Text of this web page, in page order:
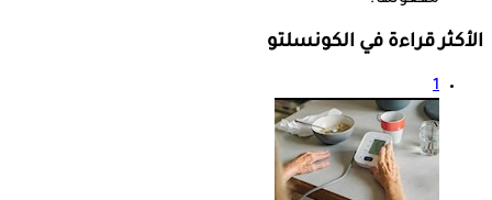
الأكثر قراءة في الكونسلتو
1